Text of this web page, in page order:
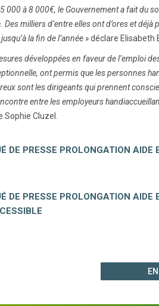
000 à 8 000€, le Gouvernement a fait du
Des milliers d’entre elles ont d’ores et
la fin de l’année »déclare Elisabeth
développées en faveur de l’emploi
ont permis que les personnes
sont les dirigeants qui prennent
entre les employeurs
Cluzel.
DE PRESSE PROLONGATION AIDE
DE PRESSE PROLONGATION AIDE